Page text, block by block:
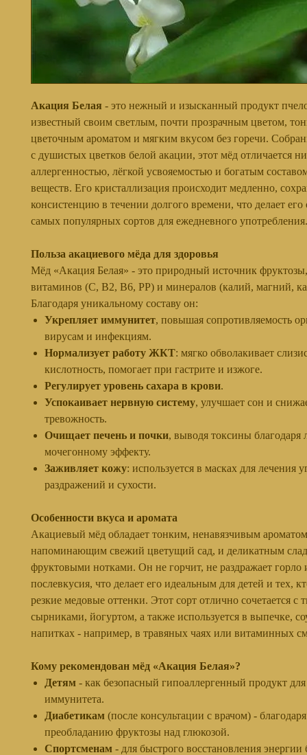
Акация Белая - это нежный и изысканный продукт
известный своим светлым, почти прозрачным цветом,
цветочным ароматом и мягким вкусом без горечи.
с душистых цветков белой акации, этот мёд отличается
аллергенностью, лёгкой усвояемостью и богатым
веществ. Его кристаллизация происходит медленно,
консистенцию в течении долгого времени, что делает
самых популярных сортов для ежедневного употребления.
Польза акациевого мёда для здоровья
Мёд «Акация Белая» - это природный источник
витаминов (С, В2, В6, РР) и минералов (калий, магний,
Благодаря уникальному составу он:
Укрепляет иммунитет, повышая сопротивляемость
вирусам и инфекциям.
Нормализует работу ЖКТ: мягко обволакивает
кислотность, помогает при гастрите и изжоге.
Регулирует уровень сахара в крови.
Успокаивает нервную систему, улучшает сон и
тревожность.
Очищает печень и почки, выводя токсины благодаря
мочегонному эффекту.
Заживляет кожу: используется в масках для лечения
раздражений и сухости.
Особенности вкуса и аромата
Акациевый мёд обладает тонким, ненавязчивым
напоминающим свежий цветущий сад, и деликатным
фруктовыми нотками. Он не горчит, не раздражает горло
послевкусия, что делает его идеальным для детей и тех,
резкие медовые оттенки. Этот сорт отлично сочетается с
сырниками, йогуртом, а также используется в выпечке,
напитках - например, в травяных чаях или витаминных
Кому рекомендован мёд «Акация Белая»?
Детям - как безопасный гипоаллергенный продукт
иммунитета.
Диабетикам (после консультации с врачом) - благодаря
преобладанию фруктозы над глюкозой.
Спортсменам - для быстрого восстановления энергии